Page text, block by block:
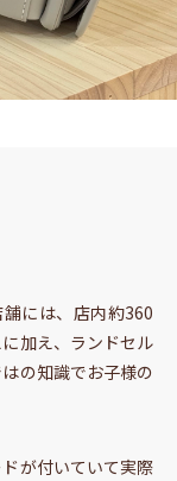
には、店内約360
加え、ランドセル
の知識でお子様の
が付いていて実際